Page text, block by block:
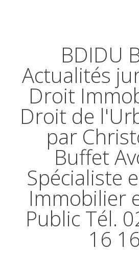
BDIDU
Actualités
Droit
Droit de
par
Buffet
Spécialiste
Immobilier
Public Tél.
16 16